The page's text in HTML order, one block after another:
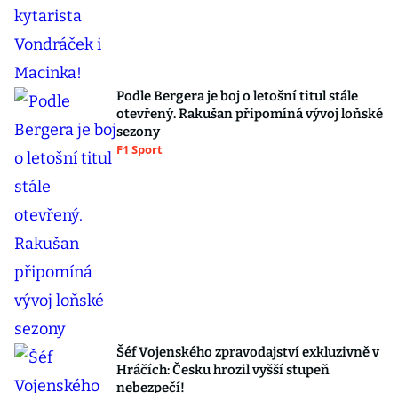
Podle Bergera je boj o letošní titul stále
otevřený. Rakušan připomíná vývoj loňské
sezony
F1 Sport
Šéf Vojenského zpravodajství exkluzivně v
Hráčích: Česku hrozil vyšší stupeň
nebezpečí!